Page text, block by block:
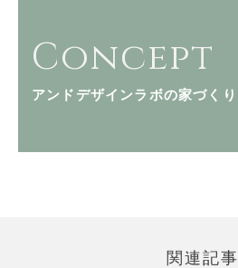
Concept
アンドデザインラボの家づくり
関連記事